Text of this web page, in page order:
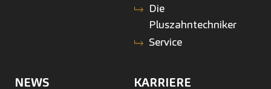
Die
Pluszahntechniker
Service
NEWS KARRIERE